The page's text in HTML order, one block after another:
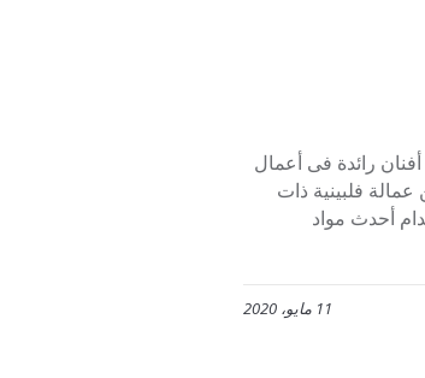
رائدة فى أعمال
فلبينية ذات
أحدث مواد
11 مايو، 2020